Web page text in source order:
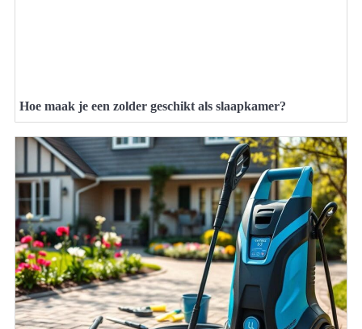
Hoe maak je een zolder geschikt als slaapkamer?